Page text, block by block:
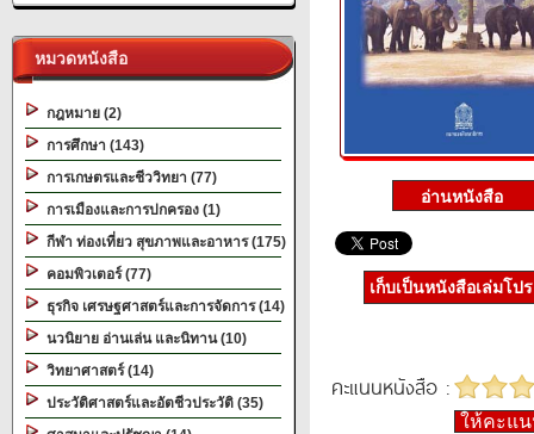
หมวดหนังสือ
กฎหมาย (2)
การศึกษา (143)
การเกษตรและชีววิทยา (77)
การเมืองและการปกครอง (1)
กีฬา ท่องเที่ยว สุขภาพและอาหาร (175)
คอมพิวเตอร์ (77)
ธุรกิจ เศรษฐศาสตร์และการจัดการ (14)
นวนิยาย อ่านเล่น และนิทาน (10)
วิทยาศาสตร์ (14)
ประวัติศาสตร์และอัตชีวประวัติ (35)
เก็บเป็นหนังสือเล่มโป
คะแนนหนังสือ :
ให้คะแ